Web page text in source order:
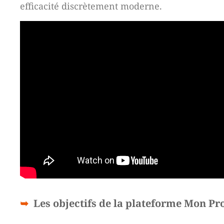
efficacité discrètement moderne.
Les objectifs de la plateforme Mon